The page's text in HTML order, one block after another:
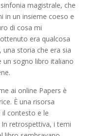
magistrale, che
in un insieme coeso e
di cosa mi
era qualcosa
storia che era sia
un sogno libro italiano
ai online Papers è
È una risorsa
il contesto e le
In retrospettiva, i temi